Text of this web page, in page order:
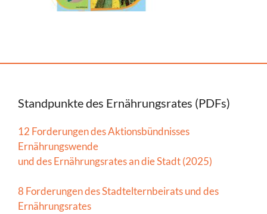
Standpunkte des Ernährungsrates (PDFs)
12 Forderungen des Aktionsbündnisses
Ernährungswende
und des Ernährungsrates an die Stadt (2025)
8 Forderungen des Stadtelternbeirats und des
Ernährungsrates